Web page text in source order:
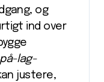
og
ind over
lag-
justere,